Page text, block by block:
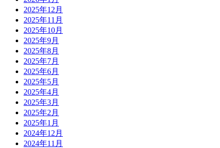
2025年12月
2025年11月
2025年10月
2025年9月
2025年8月
2025年7月
2025年6月
2025年5月
2025年4月
2025年3月
2025年2月
2025年1月
2024年12月
2024年11月